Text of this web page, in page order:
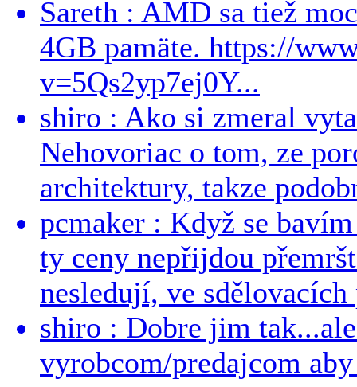
Sareth : AMD sa tiež
4GB pamäte. https://
v=5Qs2yp7ej0Y...
shiro : Ako si zmeral
Nehovoriac o tom, ze
architektury, takze
pcmaker : Když se
ty ceny nepřijdou
nesledují, ve sdělovacích
shiro : Dobre jim
vyrobcom/predajcom